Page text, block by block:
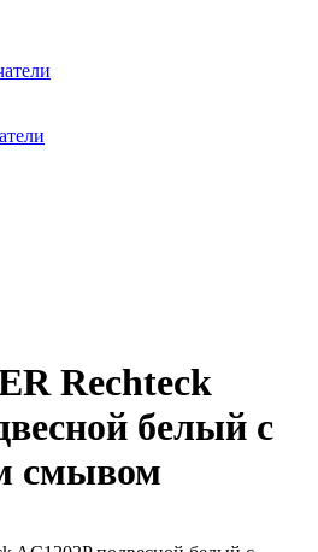
Rechteck
белый с
смывом